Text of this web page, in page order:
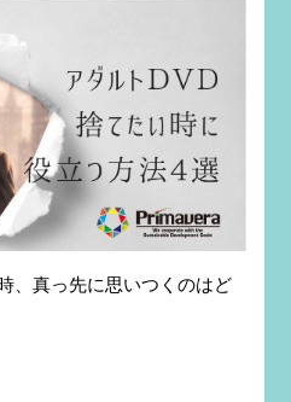
、真っ先に思いつくのはど